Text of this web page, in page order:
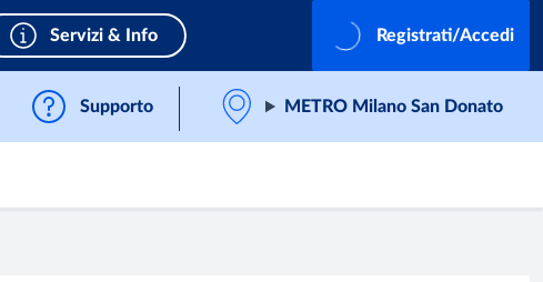
Servizi & Info Registrati/Accedi
Supporto METRO Milano San Donato